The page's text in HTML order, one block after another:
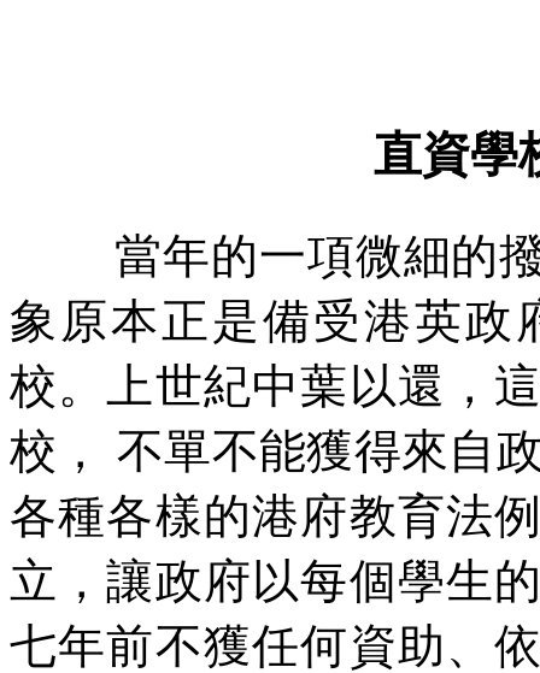
直資學
當年的一項微細的
象原本正是備受港英政
校。上世紀中葉以還，
校，
不單不能獲得來自
各種各樣的港府教育法
立，讓政府以每個學生
七年前不獲任何資助、